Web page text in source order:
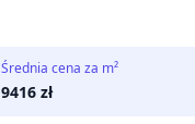
Średnia cena za m²
9416 zł